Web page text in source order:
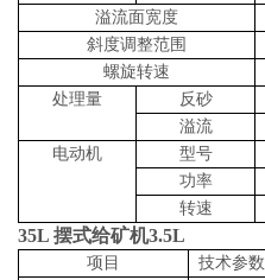
溢流面宽度
斜度调整范围
螺旋转速
处理量
反砂
溢流
电动机
型号
功率
转速
35L 摆式给矿机3.5L
项目 技术参数